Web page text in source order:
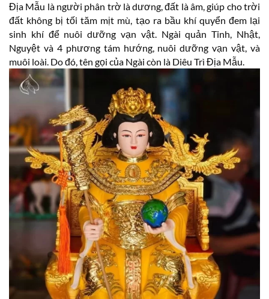
Địa Mẫu là người phân trờ là dương, đất là âm, giúp cho trời
đất không bị tối tăm mịt mù, tạo ra bầu khí quyển đem lại
sinh khí để nuôi dưỡng vạn vật. Ngài quản Tinh, Nhật,
Nguyệt và 4 phương tám hướng, nuôi dưỡng vạn vật, và
muôi loài. Do đó, tên gọi của Ngài còn là Diêu Trì Địa Mẫu.